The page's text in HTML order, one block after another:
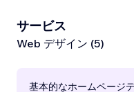
サービス
Web デザイン (5)
基本的なホームページ